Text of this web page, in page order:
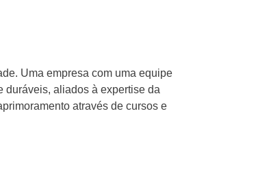
Uma empresa com uma equipe
duráveis, aliados à expertise da
através de cursos e